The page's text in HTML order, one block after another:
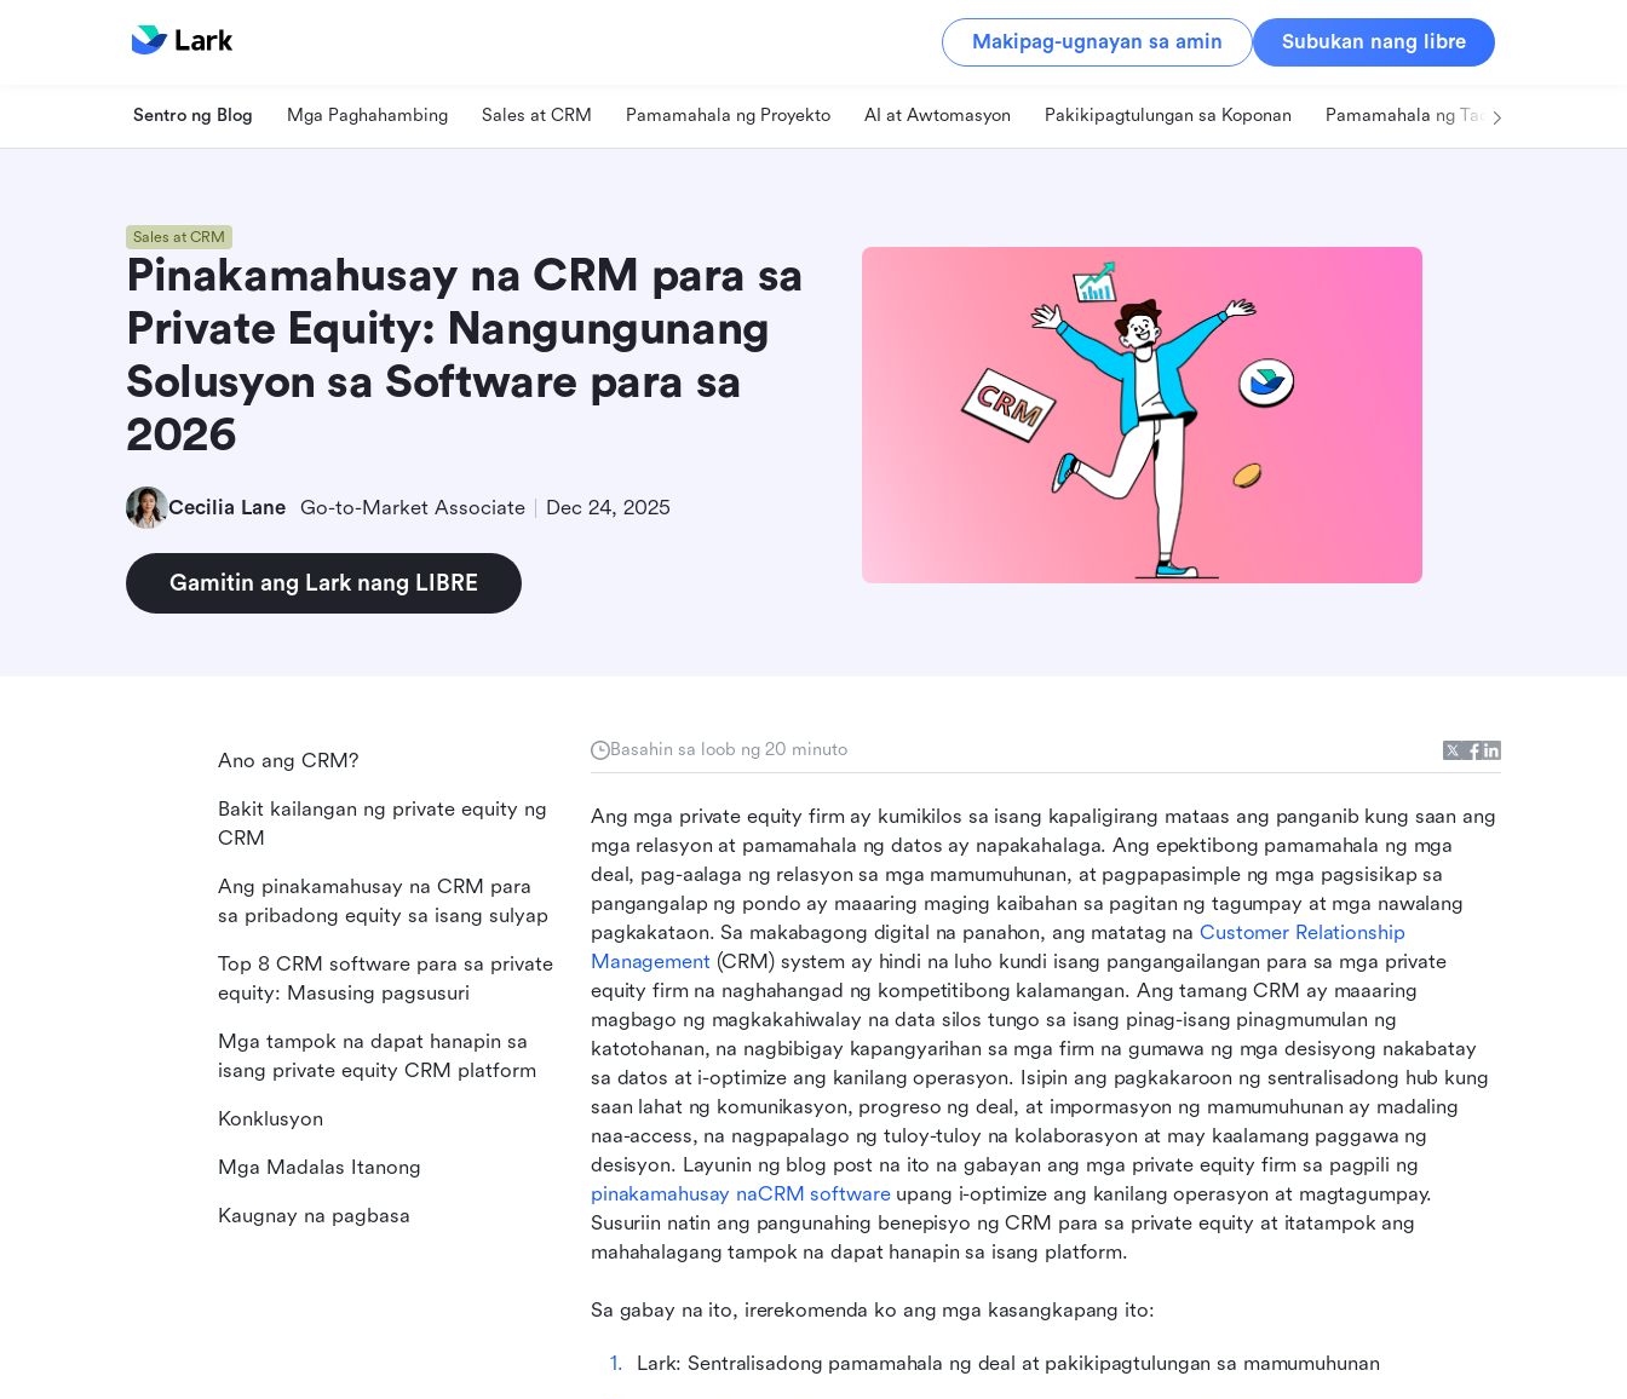
Makipag-ugnayan sa amin Subukan nang libre
Sentro ng Blog Mga Paghahambing Sales at CRM Pamamahala ng Proyekto AI at Awtomasyon Pakikipagtulungan sa Koponan Pamamahala ng Tao
Sales at CRM
Pinakamahusay na CRM para sa
Private Equity: Nangungunang
Solusyon sa Software para sa
2026
Cecilia Lane Go-to-Market Associate Dec 24, 2025
Gamitin ang Lark nang LIBRE
Basahin sa loob ng 20 minuto
Ang mga private equity firm ay kumikilos sa isang kapaligirang mataas ang panganib kung saan ang
mga relasyon at pamamahala ng datos ay napakahalaga. Ang epektibong pamamahala ng mga
deal, pag-aalaga ng relasyon sa mga mamumuhunan, at pagpapasimple ng mga pagsisikap sa
pangangalap ng pondo ay maaaring maging kaibahan sa pagitan ng tagumpay at mga nawalang
pagkakataon. Sa makabagong digital na panahon, ang matatag na Customer Relationship
Management (CRM) system ay hindi na luho kundi isang pangangailangan para sa mga private
equity firm na naghahangad ng kompetitibong kalamangan. Ang tamang CRM ay maaaring
magbago ng magkakahiwalay na data silos tungo sa isang pinag-isang pinagmumulan ng
katotohanan, na nagbibigay kapangyarihan sa mga firm na gumawa ng mga desisyong nakabatay
sa datos at i-optimize ang kanilang operasyon. Isipin ang pagkakaroon ng sentralisadong hub kung
saan lahat ng komunikasyon, progreso ng deal, at impormasyon ng mamumuhunan ay madaling
naa-access, na nagpapalago ng tuloy-tuloy na kolaborasyon at may kaalamang paggawa ng
pinakamahusay naCRM software upang i-optimize ang kanilang operasyon at magtagumpay.
Susuriin natin ang pangunahing benepisyo ng CRM para sa private equity at itatampok ang
mahahalagang tampok na dapat hanapin sa isang platform.
Sa gabay na ito, irerekomenda ko ang mga kasangkapang ito:
Lark: Sentralisadong pamamahala ng deal at pakikipagtulungan sa mamumuhunan
Ano ang CRM?
Bakit kailangan ng private equity ng
CRM
Ang pinakamahusay na CRM para
sa pribadong equity sa isang sulyap
Top 8 CRM software para sa private
equity: Masusing pagsusuri
Mga tampok na dapat hanapin sa
isang private equity CRM platform
Konklusyon
Mga Madalas Itanong
Kaugnay na pagbasa